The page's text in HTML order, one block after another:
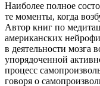
Наиболее полное
те моменты, когда
Автор книг по
американских
в деятельности
упорядоченной
процесс
говоря о